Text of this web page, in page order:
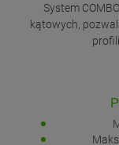
System
kątowych,